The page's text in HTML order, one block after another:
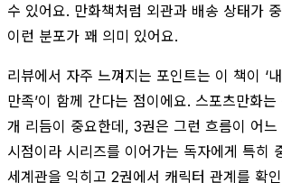
수 있어요. 만화책처럼 외관과 배송 상태가
이런 분포가 꽤 의미 있어요.
리뷰에서 자주 느껴지는 포인트는 이 책이 ‘내
만족’이 함께 간다는 점이에요. 스포츠만화
개 리듬이 중요한데, 3권은 그런 흐름이 어
시점이라 시리즈를 이어가는 독자에게 특히
세계관을 익히고 2권에서 캐릭터 관계를 확